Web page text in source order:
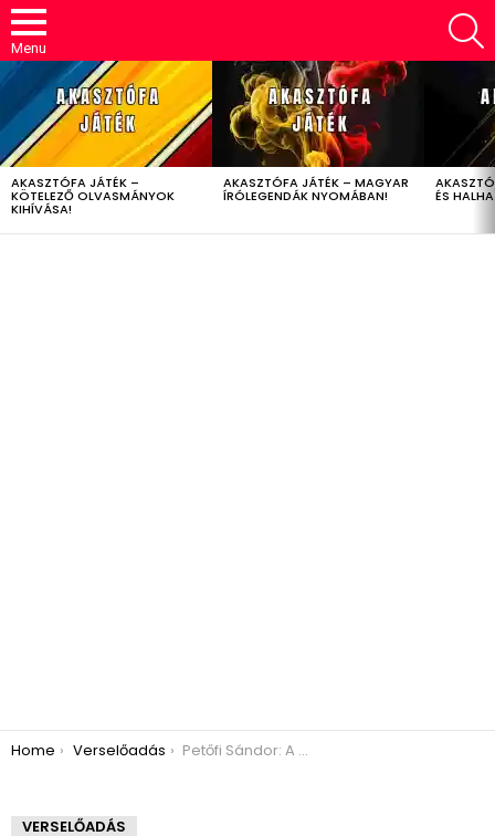
Menu
LATEST
STORIES
AKASZTÓFA JÁTÉK –
KÖTELEZŐ OLVASMÁNYOK
KIHÍVÁSA!
AKASZTÓFA JÁTÉK – MAGYAR
ÍRÓLEGENDÁK NYOMÁBAN! ÉS
You are here:
Home Verselőadás Petőfi Sándor: A puszta télen – előadja: Hegedűs D. Géza
VERSELŐADÁS